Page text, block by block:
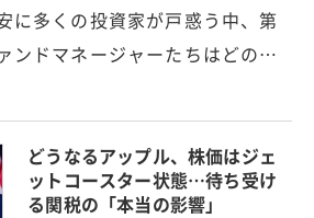
に多くの投資家が戸惑う中、第
ンドマネージャーたちはどの…
どうなるアップル、株価はジェ
ットコースター状態…待ち受け
る関税の「本当の影響」